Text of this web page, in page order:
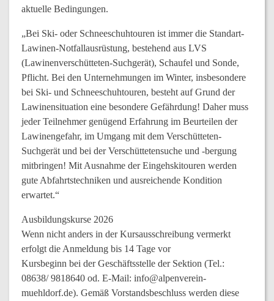
aktuelle Bedingungen.
„Bei Ski- oder Schneeschuhtouren ist immer die Standart-
Lawinen-Notfallausrüstung, bestehend aus LVS
(Lawinenverschütteten-Suchgerät), Schaufel und Sonde,
Pflicht. Bei den Unternehmungen im Winter, insbesondere
bei Ski- und Schneeschuhtouren, besteht auf Grund der
Lawinensituation eine besondere Gefährdung! Daher muss
jeder Teilnehmer genügend Erfahrung im Beurteilen der
Lawinengefahr, im Umgang mit dem Verschütteten-
Suchgerät und bei der Verschüttetensuche und -bergung
mitbringen! Mit Ausnahme der Eingehskitouren werden
gute Abfahrtstechniken und ausreichende Kondition
erwartet.“
Ausbildungskurse 2026
Wenn nicht anders in der Kursausschreibung vermerkt
erfolgt die Anmeldung bis 14 Tage vor
Kursbeginn bei der Geschäftsstelle der Sektion (Tel.:
08638/ 9818640 od. E-Mail: info@alpenverein-
muehldorf.de). Gemäß Vorstandsbeschluss werden diese